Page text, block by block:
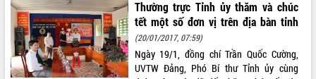
Phó Chủ tịch Thường trực UBND tỉnh
Hồ Thị Nguyên Thảo làm việc tại Trung
tâm Phục vụ hành chính công xã Ea
Phê
Xây dựng nền hành chính số đồng
Thường trực Tỉnh ủy thăm và chúc
tết một số đơn vị trên địa bàn tỉnh
(20/01/2017, 07:59)
Ngày 19/1, đồng chí Trần Quốc Cường,
UVTW Đảng, Phó Bí thư Tỉnh ủy cùng